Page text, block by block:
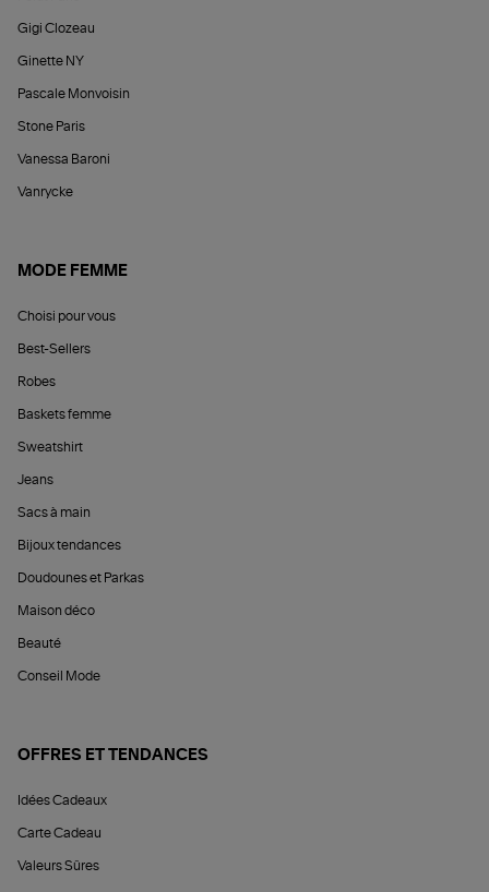
Gigi Clozeau
Ginette NY
Pascale Monvoisin
Stone Paris
Vanessa Baroni
Vanrycke
MODE FEMME
Choisi pour vous
Best-Sellers
Robes
Baskets femme
Sweatshirt
Jeans
Sacs à main
Bijoux tendances
Doudounes et Parkas
Maison déco
Beauté
Conseil Mode
OFFRES ET TENDANCES
Idées Cadeaux
Carte Cadeau
Valeurs Sûres